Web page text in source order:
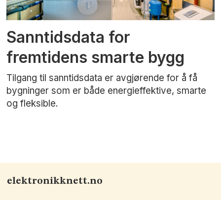
Sanntidsdata for
fremtidens smarte bygg
Tilgang til sanntidsdata er avgjørende for å få
bygninger som er både energieffektive, smarte
og fleksible.
elektronikknett.no